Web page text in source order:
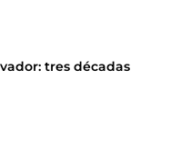
tres décadas